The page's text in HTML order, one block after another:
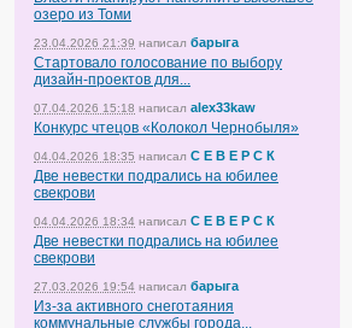
озеро из Томи
23.04.2026 21:39 написал барыга
Стартовало голосование по выбору
дизайн-проектов для...
07.04.2026 15:18 написал alex33kaw
Конкурс чтецов «Колокол Чернобыля»
04.04.2026 18:35 написал С Е В Е Р С К
Две невестки подрались на юбилее
свекрови
04.04.2026 18:34 написал С Е В Е Р С К
Две невестки подрались на юбилее
свекрови
27.03.2026 19:54 написал барыга
Из-за активного снеготаяния
коммунальные службы города...